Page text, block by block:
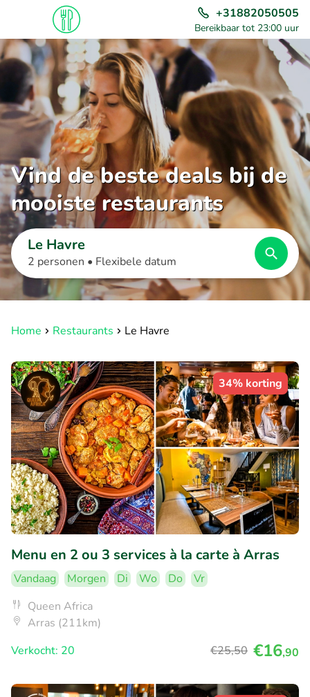
+31882050505
Bereikbaar tot 23:00 uur
Vind de beste deals bij de
mooiste restaurants
Le Havre
2 personen • Flexibele datum
Home Restaurants Le Havre
34% korting
Menu en 2 ou 3 services à la carte à Arras
Vandaag Morgen Di Wo Do
Vr
Queen Africa
Arras (211km)
Verkocht: 20
€25,50 €16,90